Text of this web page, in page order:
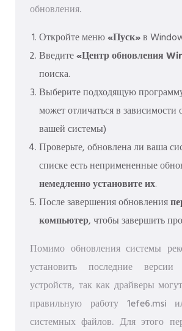
обновления.
Откройте меню«Пуск»в
Введите«Центр обновления
поиска.
Выберите подходящую
может отличаться в зависимости
вашей системы)
Проверьте, обновлена ​​ли ваша
списке есть непримененные
немедленно установите их.
После завершения обновления
компьютер, чтобы завершить
Помимо обновления системы
установить последние версии
устройств, так как драйверы
правильную работу 1efe6.msi
системных файлов. Для этого